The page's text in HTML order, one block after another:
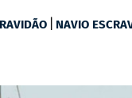
| NAVIO